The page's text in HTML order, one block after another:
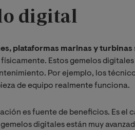
digital
plataformas marinas y turbinas
Estos gemelos
Por ejemplo, los
de equipo realmente funciona.
es fuente de beneficios. Es el
digitales están muy